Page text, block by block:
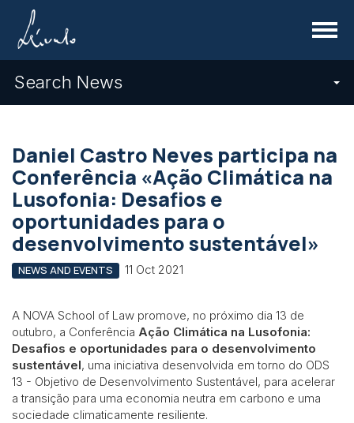
Menu
Search News
Daniel Castro Neves participa na
Conferência «Ação Climática na
Lusofonia: Desafios e
oportunidades para o
desenvolvimento sustentável»
NEWS AND EVENTS 11 Oct 2021
A NOVA School of Law promove, no próximo dia 13 de
outubro, a Conferência Ação Climática na Lusofonia:
Desafios e oportunidades para o desenvolvimento
sustentável, uma iniciativa desenvolvida em torno do ODS
13 - Objetivo de Desenvolvimento Sustentável, para acelerar
a transição para uma economia neutra em carbono e uma
sociedade climaticamente resiliente.